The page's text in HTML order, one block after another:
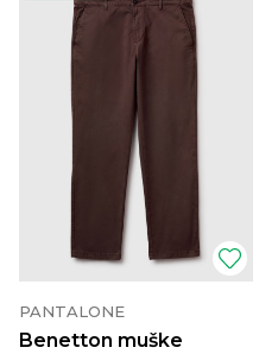
PANTALONE
Benetton muške